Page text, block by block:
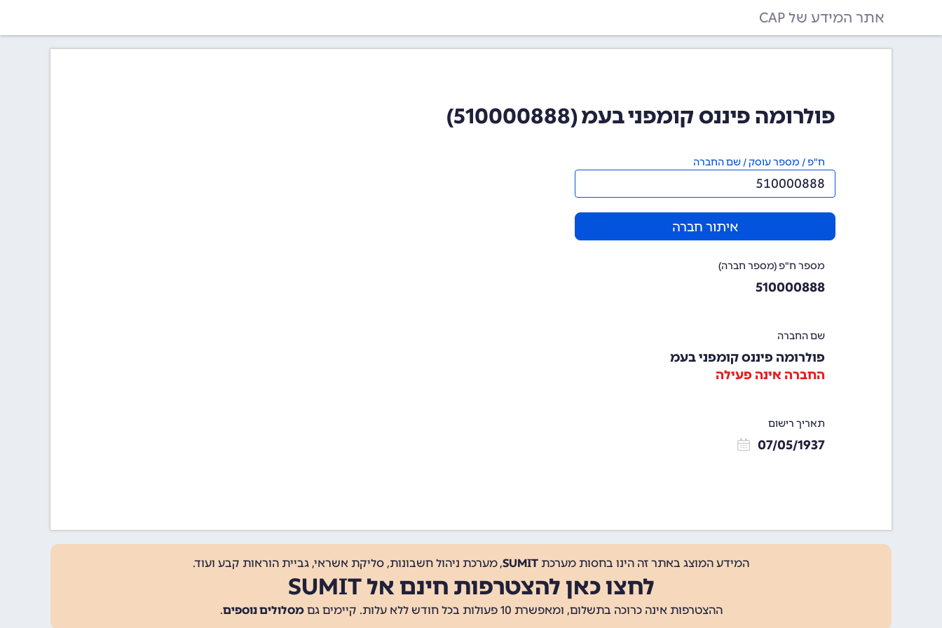
אתר המידע של CAP
פולרומה פיננס קומפני בעמ (510000888)
ח"פ / מספר עוסק / שם החברה
איתור חברה
מספר ח"פ (מספר חברה)
510000888
שם החברה
פולרומה פיננס קומפני בעמ
החברה אינה פעילה
תאריך רישום
07/05/1937
המידע המוצג באתר זה הינו בחסות מערכת SUMIT, מערכת ניהול חשבונות, סליקת אשראי, גביית הוראות קבע ועוד.
לחצו כאן להצטרפות חינם אל SUMIT
ההצטרפות אינה כרוכה בתשלום, ומאפשרת 10 פעולות בכל חודש ללא עלות. קיימים גם מסלולים נוספים.